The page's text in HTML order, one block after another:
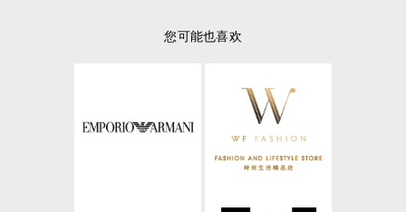
您可能也喜欢